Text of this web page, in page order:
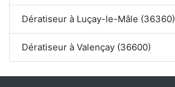
Dératiseur à Luçay-le-Mâle (36360)
Dératiseur à Valençay (36600)